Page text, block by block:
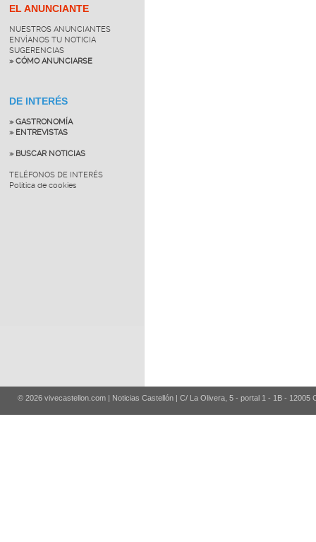
EL ANUNCIANTE
NUESTROS ANUNCIANTES
ENVÍANOS TU NOTICIA
SUGERENCIAS
» CÓMO ANUNCIARSE
DE INTERÉS
» GASTRONOMÍA
» ENTREVISTAS
» BUSCAR NOTICIAS
TELÉFONOS DE INTERÉS
Política de cookies
© 2026 vivecastellon.com | Noticias Castellón | C/ La Olivera, 5 - portal 1 - 1B - 12005